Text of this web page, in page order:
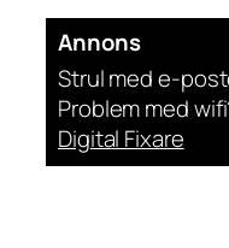
Annons
Strul med e-
Problem med
Digital Fixare